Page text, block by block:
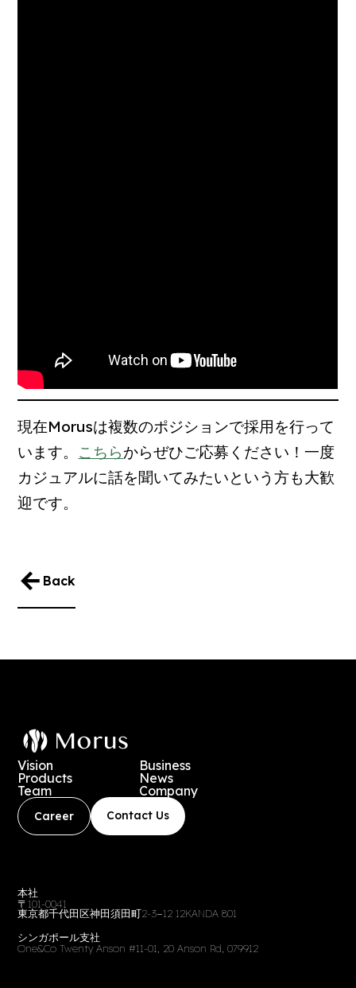
現在Morusは複数のポジションで採用を行って
います。 こちらからぜひご応募ください！一度
カジュアルに話を聞いてみたいという方も大歓
迎です。
Back
Vision
Business
Products
News
Team
Company
Career Contact Us
本社
〒101-0041
東京都千代田区神田須田町2-3−12 12KANDA 801
シンガポール支社
One&Co Twenty Anson #11-01, 20 Anson Rd, 079912